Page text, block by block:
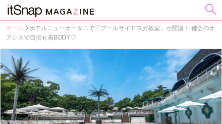
ホーム
ホテルニューオータニで「プールサイドヨガ教室」が開講！ 都会のオ
アシスで目指せ美BODY♡